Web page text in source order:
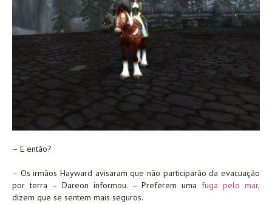
– E então?
– Os irmãos Hayward avisaram que não participarão da evacuação
por terra – Dareon informou. – Preferem umafuga pelo mar,
dizem que se sentem mais seguros.